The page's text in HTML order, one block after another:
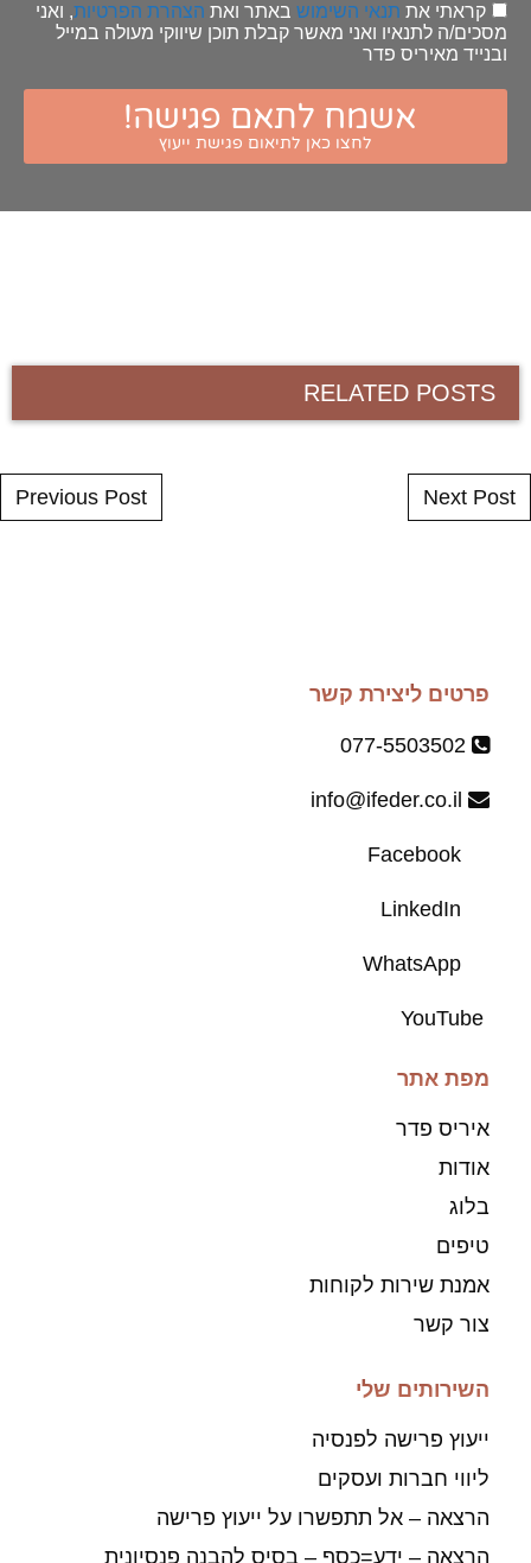
קראתי את תנאי השימוש באתר ואת הצהרת הפרטיות, ואני
מסכים/ה לתנאיו ואני מאשר קבלת תוכן שיווקי מעולה במייל
ובנייד מאיריס פדר
אשמח לתאם פגישה!
לחצו כאן לתיאום פגישת ייעוץ
RELATED POSTS
Post navigation
Previous Post Next Post
פרטים ליצירת קשר
077-5503502
info@ifeder.co.il
YouTube
מפת אתר
איריס פדר
אודות
בלוג
טיפים
אמנת שירות לקוחות
צור קשר
השירותים שלי
ייעוץ פרישה לפנסיה
ליווי חברות ועסקים
הרצאה – אל תתפשרו על ייעוץ פרישה
הרצאה – ידע=כסף – בסיס להבנה פנסיונית